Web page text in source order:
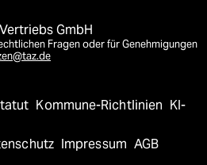
GmbH
Fragen oder für Genehmigungen
Kommune-Richtlinien KI-
Impressum AGB